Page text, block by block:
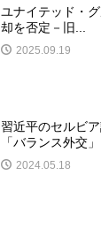
ユナイテッド・
却を否定－旧...
2025.09.19
習近平のセルビ
「バランス外交」
2024.05.18